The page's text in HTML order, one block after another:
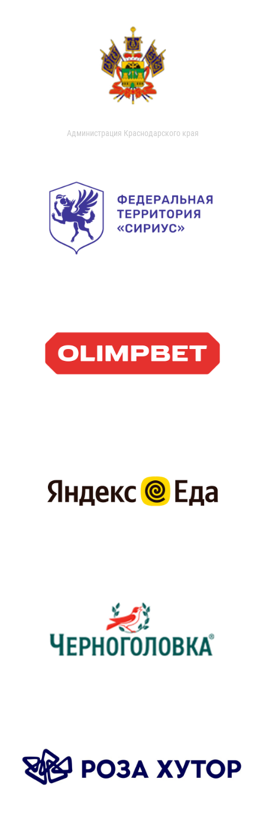
Администрация Краснодарского края